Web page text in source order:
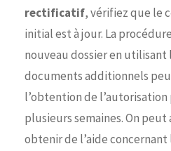
rectificatif, vérifiez que le
initial est à jour. La
nouveau dossier en utilisant
documents additionnels
l’obtention de
plusieurs semaines. On
obtenir de l’aide